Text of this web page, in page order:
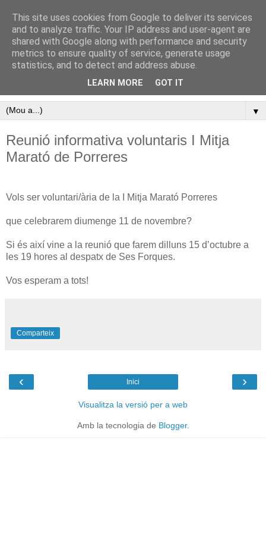
Pàgina oficial del Club
Atletisme Porreres
Disfruta de l’atletisme a Porreres
▼
Reunió informativa voluntaris I Mitja
Marató de Porreres
Vols ser voluntari/ària de la I Mitja Marató Porreres
que celebrarem diumenge 11 de novembre?
Si és així vine a la reunió que farem dilluns 15 d’octubre a
les 19 hores al despatx de Ses Forques.
Vos esperam a tots!
Comparteix
‹ ›
Inici
Visualitza la versió per a web
Amb la tecnologia de Blogger.
This site uses cookies from Google to deliver its services
and to analyze traffic. Your IP address and user-agent are
shared with Google along with performance and security
metrics to ensure quality of service, generate usage
statistics, and to detect and address abuse.
LEARN MORE GOT IT